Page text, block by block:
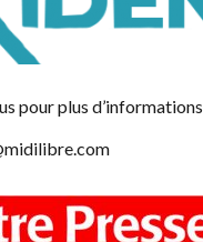
pour plus d’informations